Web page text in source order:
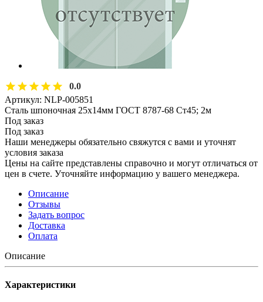
0.0
Артикул: NLP-005851
Сталь шпоночная 25х14мм ГОСТ 8787-68 Ст45; 2м
Под заказ
Под заказ
Наши менеджеры обязательно свяжутся с вами и уточнят
условия заказа
Цены на сайте представлены справочно и могут отличаться от
цен в счете. Уточняйте информацию у вашего менеджера.
Описание
Отзывы
Задать вопрос
Доставка
Оплата
Описание
Характеристики